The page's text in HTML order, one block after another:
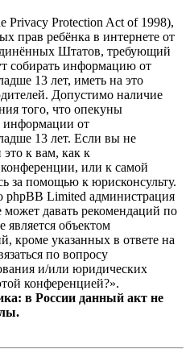
Privacy Protection Act of 1998),
прав ребёнка в интернете от
Штатов, требующий
собирать информацию от
13 лет, иметь на это
Допустимо наличие
того, что опекуны
информации от
13 лет. Если вы не
к вам, как к
или к самой
за помощью к юрисконсульту.
phpBB Limited администрация
давать рекомендаций по
объектом
кроме указанных в ответе на
по вопросу
и/или юридических
конференцией?».
в России данный акт не